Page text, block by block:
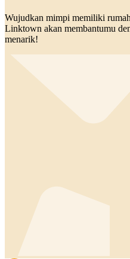
Wujudkan mimpi memiliki
Linktown akan membantumu
menarik!